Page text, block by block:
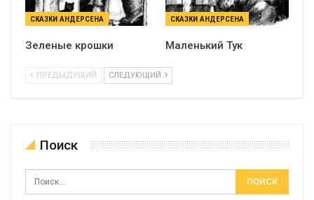
СКАЗКИ АНДЕРСЕНА
Зеленые крошки
СКАЗКИ АНДЕРСЕНА
Маленький Тук
ПРЕДЫДУЩИЙ СЛЕДУЮЩИЙ
Поиск